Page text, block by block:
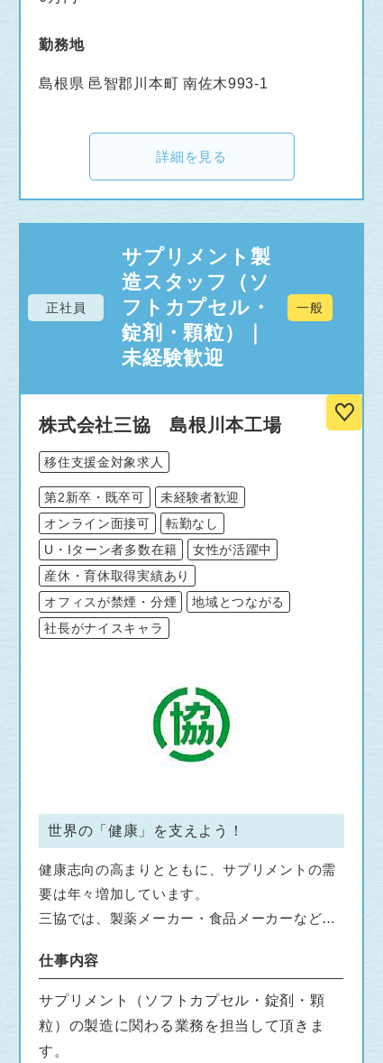
勤務地
島根県 邑智郡川本町 南佐木993-1
詳細を見る
正社員
サプリメント製
造スタッフ（ソ
フトカプセル・
錠剤・顆粒）｜
未経験歓迎
一般
株式会社三協 島根川本工場
移住支援金対象求人
第2新卒・既卒可
未経験者歓迎
オンライン面接可
転勤なし
U・Iターン者多数在籍
女性が活躍中
産休・育休取得実績あり
オフィスが禁煙・分煙
地域とつながる
社長がナイスキャラ
世界の「健康」を支えよう！
健康志向の高まりとともに、サプリメントの需
要は年々増加しています。
三協では、製薬メーカー・食品メーカーなど大
製造し、ソフトカプセル・錠剤・顆粒などを全
国に送り出しています。
仕事内容
サプリメント（ソフトカプセル・錠剤・顆
粒）の製造に関わる業務を担当して頂きま
す。